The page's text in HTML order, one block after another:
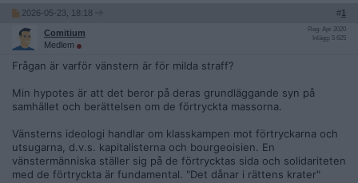
2026-05-23, 18:18 #1
Comitium
Medlem
Reg: Apr 2020
Inlägg: 5 625
Frågan är varför vänstern är för milda straff?
Min hypotes är att det beror på deras grundläggande syn på
samhället och berättelsen om de förtryckta massorna.
Vänsterns ideologi handlar om klasskampen mot förtryckarna och
utsugarna, d.v.s. kapitalisterna och bourgeoisien. En
vänstermänniska ställer sig på de förtrycktas sida och solidariteten
med de förtryckta är fundamental. "Det dånar i rättens krater"